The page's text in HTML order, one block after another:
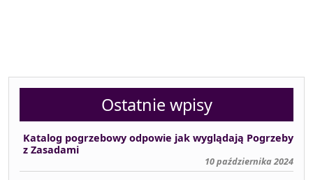
Ostatnie wpisy
Katalog pogrzebowy odpowie jak wyglądają Pogrzeby
z Zasadami
10 października 2024